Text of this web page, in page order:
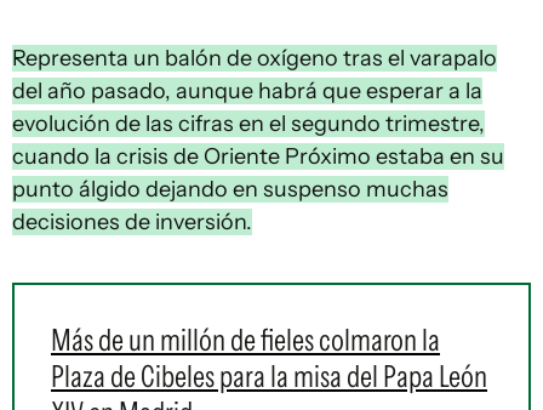
Representa un balón de oxígeno tras el varapalo
del año pasado, aunque habrá que esperar a la
evolución de las cifras en el segundo trimestre,
cuando la crisis de Oriente Próximo estaba en su
punto álgido dejando en suspenso muchas
decisiones de inversión.
Más de un millón de fieles colmaron la
Plaza de Cibeles para la misa del Papa León